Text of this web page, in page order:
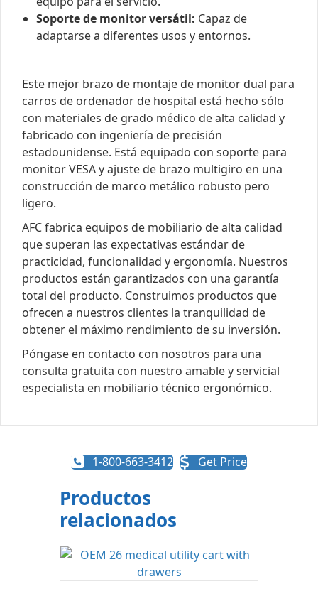
Soporte de monitor versátil: Capaz de
adaptarse a diferentes usos y entornos.
Este mejor brazo de montaje de monitor dual para
carros de ordenador de hospital está hecho sólo
con materiales de grado médico de alta calidad y
fabricado con ingeniería de precisión
estadounidense. Está equipado con soporte para
monitor VESA y ajuste de brazo multigiro en una
construcción de marco metálico robusto pero
ligero.
AFC fabrica equipos de mobiliario de alta calidad
que superan las expectativas estándar de
practicidad, funcionalidad y ergonomía. Nuestros
productos están garantizados con una garantía
total del producto. Construimos productos que
ofrecen a nuestros clientes la tranquilidad de
obtener el máximo rendimiento de su inversión.
Póngase en contacto con nosotros para una
consulta gratuita con nuestro amable y servicial
especialista en mobiliario técnico ergonómico.
1-800-663-3412 Get Price
Productos
relacionados